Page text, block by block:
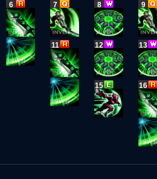
6 7 8 9
11 12 13
15 16